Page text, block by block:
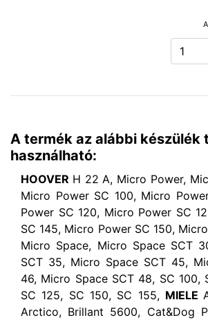
A termék az alábbi készülék
használható:
HOOVER H 22 A, Micro Power,
Micro Power SC 100, Micro
Power SC 120, Micro Power SC
SC 145, Micro Power SC 150,
Micro Space, Micro Space SCT
SCT 35, Micro Space SCT 45,
46, Micro Space SCT 48, SC 100,
SC 125, SC 150, SC 155, MIELE
Arctico, Brillant 5600, Cat&Dog